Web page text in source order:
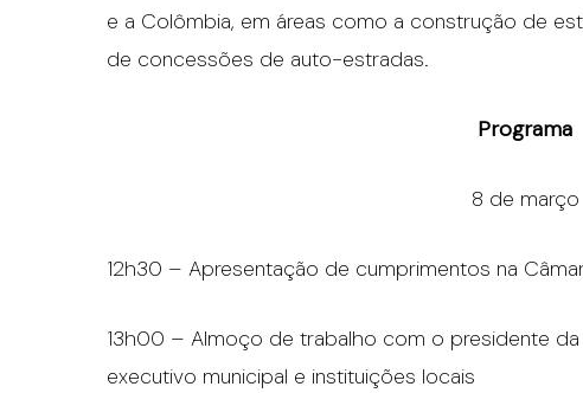
e a Colômbia, em áreas como a construção de
de concessões de auto-estradas.
Programa
8 de março
12h30 – Apresentação de cumprimentos na
13h00 – Almoço de trabalho com o presidente da
executivo municipal e instituições locais